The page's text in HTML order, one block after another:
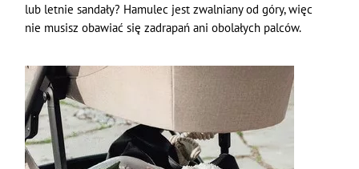
lub letnie sandały? Hamulec jest zwalniany od góry, więc
nie musisz obawiać się zadrapań ani obolałych palców.